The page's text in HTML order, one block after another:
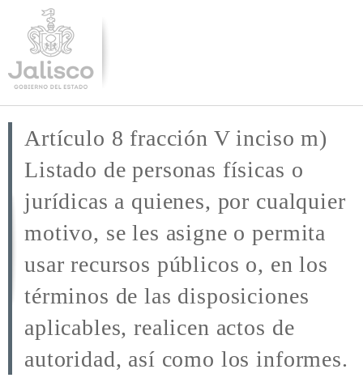
Artículo 8 fracción V inciso m)
Listado de personas físicas o
jurídicas a quienes, por cualquier
motivo, se les asigne o permita
usar recursos públicos o, en los
términos de las disposiciones
aplicables, realicen actos de
autoridad, así como los informes.